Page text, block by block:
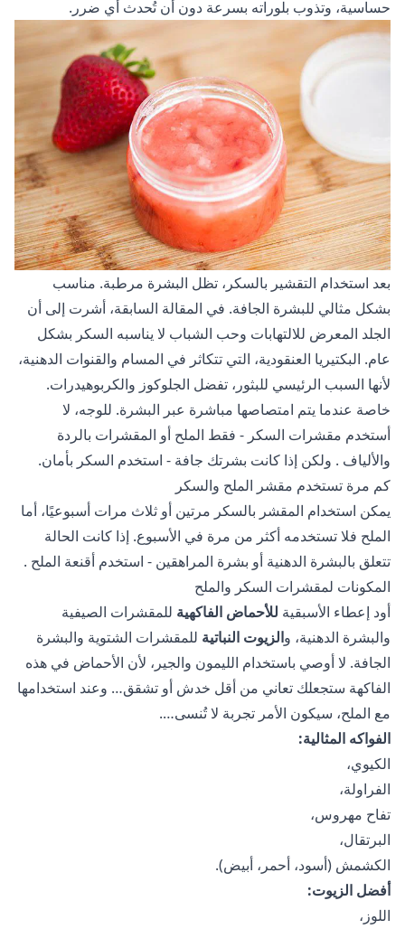
حساسية، وتذوب بلوراته بسرعة دون أن تُحدث أي ضرر.
بعد استخدام التقشير بالسكر، تظل البشرة مرطبة. مناسب
بشكل مثالي للبشرة الجافة. في المقالة السابقة، أشرت إلى أن
الجلد المعرض للالتهابات وحب الشباب لا يناسبه السكر بشكل
عام. البكتيريا العنقودية، التي تتكاثر في المسام والقنوات الدهنية،
لأنها السبب الرئيسي للبثور، تفضل الجلوكوز والكربوهيدرات.
خاصة عندما يتم امتصاصها مباشرة عبر البشرة. للوجه، لا
أستخدم مقشرات السكر - فقط الملح أو المقشرات بالردة
والألياف . ولكن إذا كانت بشرتك جافة - استخدم السكر بأمان.
كم مرة تستخدم مقشر الملح والسكر
يمكن استخدام المقشر بالسكر مرتين أو ثلاث مرات أسبوعيًا، أما
الملح فلا تستخدمه أكثر من مرة في الأسبوع. إذا كانت الحالة
تتعلق بالبشرة الدهنية أو بشرة المراهقين - استخدم أقنعة الملح .
المكونات لمقشرات السكر والملح
أود إعطاء الأسبقية للأحماض الفاكهية للمقشرات الصيفية
والبشرة الدهنية، والزيوت النباتية للمقشرات الشتوية والبشرة
الجافة. لا أوصي باستخدام الليمون والجير، لأن الأحماض في هذه
الفاكهة ستجعلك تعاني من أقل خدش أو تشقق… وعند استخدامها
مع الملح، سيكون الأمر تجربة لا تُنسى….
الفواكه المثالية:
الكيوي،
الفراولة،
تفاح مهروس،
البرتقال،
الكشمش (أسود، أحمر، أبيض).
أفضل الزيوت:
اللوز،